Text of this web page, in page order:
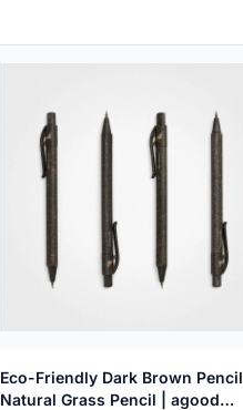
Eco-Friendly Dark Brown Pencil
Natural Grass Pencil | agood